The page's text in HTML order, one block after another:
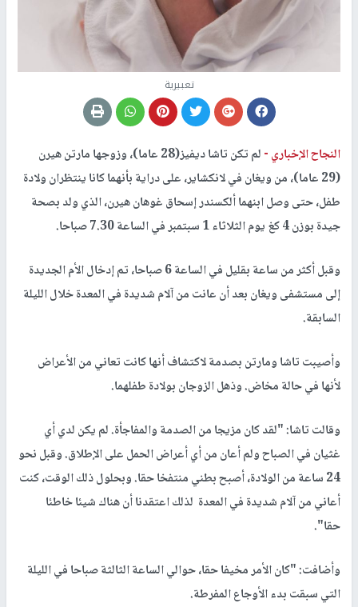
تعبيرية
النجاح الإخباري -
لم تكن تاشا ديفيز(28 عاما)، وزوجها مارتن هيرن
(29 عاما)، من ويغان في لانكشاير، على دراية بأنهما كانا ينتظران ولادة
طفل، حتى وصل ابنهما ألكسندر إسحاق غوهان هيرن، الذي ولد بصحة
جيدة بوزن 4 كغ يوم الثلاثاء 1 سبتمبر في الساعة 7.30 صباحا.
وقبل أكثر من ساعة بقليل في الساعة 6 صباحا، تم إدخال الأم الجديدة
إلى مستشفى ويغان بعد أن عانت من آلام شديدة في المعدة خلال الليلة
السابقة.
وأصيبت تاشا ومارتن بصدمة لاكتشاف أنها كانت تعاني من الأعراض
لأنها في حالة مخاض. وذهل الزوجان بولادة طفلهما.
وقالت تاشا: "لقد كان مزيجا من الصدمة والمفاجأة. لم يكن لدي أي
غثيان في الصباح ولم أعان من أي أعراض الحمل على الإطلاق. وقبل نحو
24 ساعة من الولادة، أصبح بطني منتفخا حقا. وبحلول ذلك الوقت، كنت
أعاني من آلام شديدة في المعدة لذلك اعتقدنا أن هناك شيئا خاطئا
حقا".
وأضافت: "كان الأمر مخيفا حقا، حوالي الساعة الثالثة صباحا في الليلة
التي سبقت بدء الأوجاع المفرطة.